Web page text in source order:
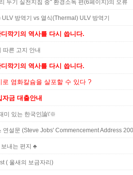
두기 실천지침 중" 환경소독 편(6페이지)의 오류
ULV 방역기 vs 열식(Thermal) ULV 방역기
깍기의 역사를 다시 씁니다.
따른 고지 안내
깍기의 역사를 다시 씁니다.
로 염화칼슘을 살포할 수 있다 ?
자금 대출안내
미 있는 한국인論\'※
연설문 (Steve Jobs' Commencement Address
내는 편지 ♣
( 울새의 보금자리)